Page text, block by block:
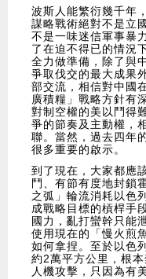
波斯人能繁衍幾千年
謀略戰術絕對不是立
不是一味迷信軍事暴
了在迫不得已的情況
全力做準備，除了與
爭取伐交的最大成果
部交流，相信對中國
廣積糧」戰略方針有
對制空權的美以鬥得
爭的節奏及主動權，
聯。當然，過去四年
很多重要的啟示。
到了現在，大家都應
鬥、有節有度地封鎖
之弧」輪流消耗以色
成戰略目標的槓桿手
國力，亂打蠻幹只能
使用現在的「慢火煎
如何拿捏。至於以色
約2萬平方公里，根
人機攻擊，只因為有